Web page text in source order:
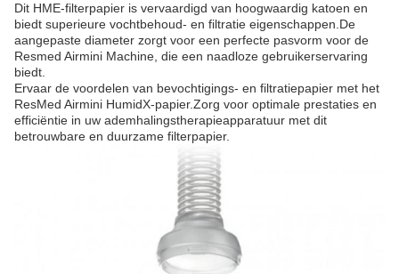
Dit HME-filterpapier is vervaardigd van hoogwaardig katoen en
biedt superieure vochtbehoud- en filtratie eigenschappen.De
aangepaste diameter zorgt voor een perfecte pasvorm voor de
Resmed Airmini Machine, die een naadloze gebruikerservaring
biedt.
Ervaar de voordelen van bevochtigings- en filtratiepapier met het
ResMed Airmini HumidX-papier.Zorg voor optimale prestaties en
efficiëntie in uw ademhalingstherapieapparatuur met dit
betrouwbare en duurzame filterpapier.